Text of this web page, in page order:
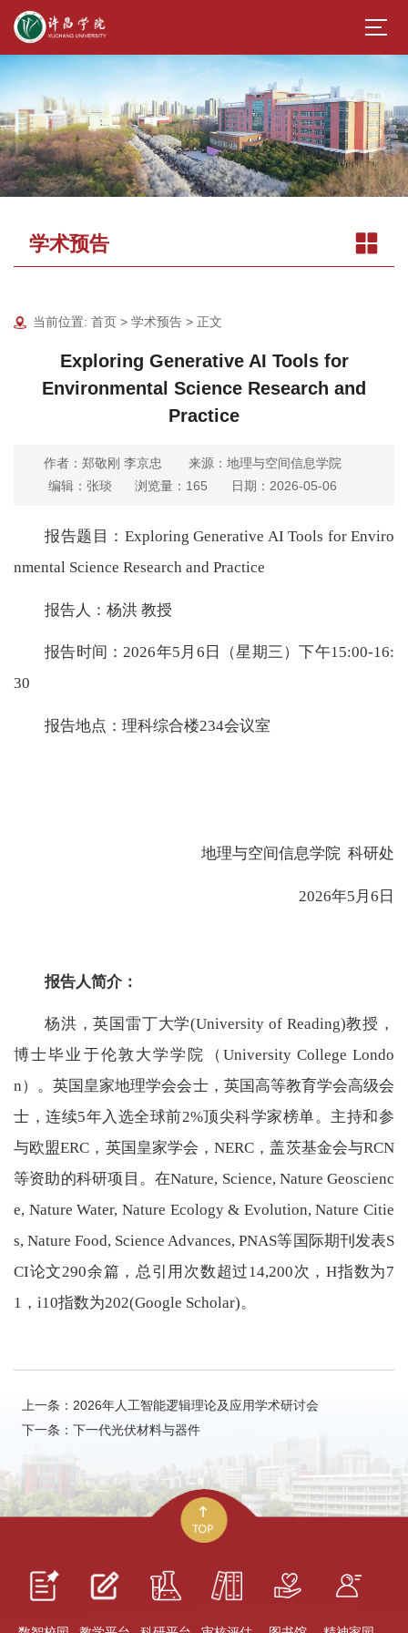
学术预告
当前位置:首页 >学术预告 > 正文
Exploring Generative AI Tools for
Environmental Science Research and
Practice
作者：郑敬刚 李京忠
来源：地理与空间信息学院
编辑：张琰
浏览量： 165 日期：2026-05-06
报告题目：Exploring Generative AI Tools for Enviro
nmental Science Research and Practice
报告人：杨洪 教授
报告时间：2026年5月6日（星期三）下午15:00-16:
30
报告地点：理科综合楼234会议室
地理与空间信息学院 科研处
2026年5月6日
报告人简介：
杨洪，英国雷丁大学(University of Reading)教授，
博士毕业于伦敦大学学院（University College Londo
n）。英国皇家地理学会会士，英国高等教育学会高级会
士，连续5年入选全球前2%顶尖科学家榜单。主持和参
与欧盟ERC，英国皇家学会，NERC，盖茨基金会与RCN
等资助的科研项目。在Nature, Science, Nature Geoscienc
e, Nature Water, Nature Ecology & Evolution, Nature Citie
s, Nature Food, Science Advances, PNAS等国际期刊发表S
CI论文290余篇，总引用次数超过14,200次，H指数为7
1，i10指数为202(Google Scholar)。
上一条：2026年人工智能逻辑理论及应用学术研讨会
下一条：下一代光伏材料与器件